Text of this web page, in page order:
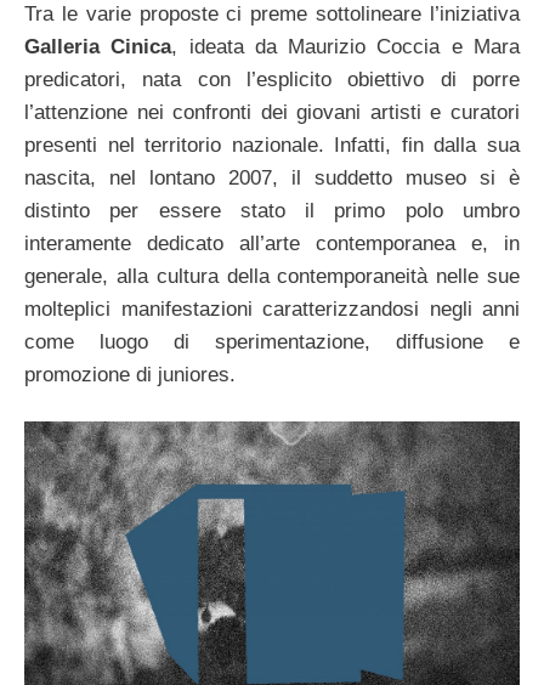
Tra le varie proposte ci preme sottolineare l’iniziativa
Galleria Cinica, ideata da Maurizio Coccia e Mara
predicatori, nata con l’esplicito obiettivo di porre
l’attenzione nei confronti dei giovani artisti e curatori
presenti nel territorio nazionale. Infatti, fin dalla sua
nascita, nel lontano 2007, il suddetto museo si è
distinto per essere stato il primo polo umbro
interamente dedicato all’arte contemporanea e, in
generale, alla cultura della contemporaneità nelle sue
molteplici manifestazioni caratterizzandosi negli anni
come luogo di sperimentazione, diffusione e
promozione di juniores.